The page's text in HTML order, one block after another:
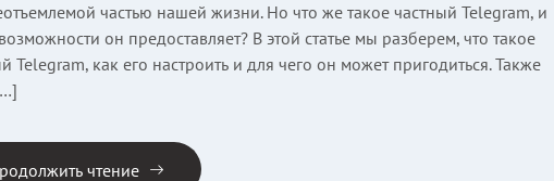
частью нашей жизни. Но что же такое частный Telegram, и
он предоставляет? В этой статье мы разберем, что такое
Telegram, как его настроить и для чего он может пригодиться. Также
чтение